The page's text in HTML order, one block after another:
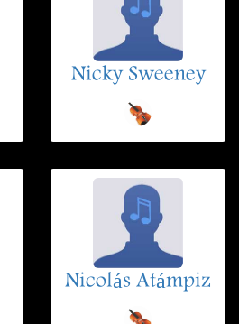
Nicky Sweeney
Nicolás Atámpiz